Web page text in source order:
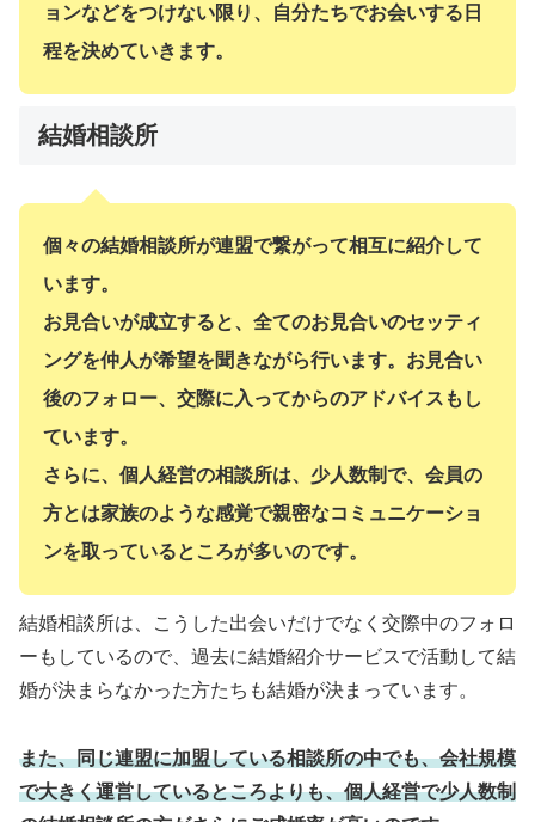
ョンなどをつけない限り、自分たちでお会いする日
程を決めていきます。
結婚相談所
個々の結婚相談所が連盟で繋がって相互に紹介して
います。
お見合いが成立すると、全てのお見合いのセッティ
ングを仲人が希望を聞きながら行います。お見合い
後のフォロー、交際に入ってからのアドバイスもし
ています。
さらに、個人経営の相談所は、少人数制で、会員の
方とは家族のような感覚で親密なコミュニケーショ
ンを取っているところが多いのです。
結婚相談所は、こうした出会いだけでなく交際中のフォロ
ーもしているので、過去に結婚紹介サービスで活動して結
婚が決まらなかった方たちも結婚が決まっています。
また、同じ連盟に加盟している相談所の中でも、会社規模
で大きく運営しているところよりも、個人経営で少人数制